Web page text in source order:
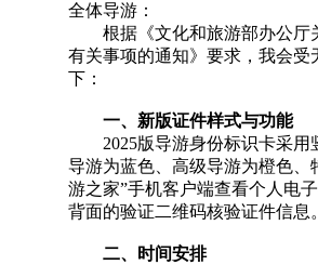
全体导游：
根据《文化和旅游部办公厅关
有关事项的通知》要求，我会
下：
一、新版证件样式与功能
2025版导游身份标识卡采用
导游为蓝色、高级导游为橙色、
游之家”手机客户端查看个人电
背面的验证二维码核验证件信息。
二、时间安排